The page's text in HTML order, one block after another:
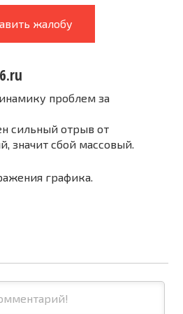
жалобу
проблем за
сильный отрыв от
значит сбой массовый.
графика.